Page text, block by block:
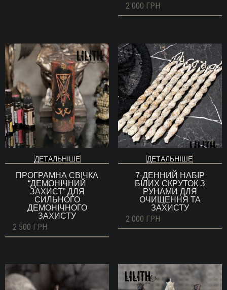
2 000 ГРН
ДЕТАЛЬНІШЕ
ПРОГРАМНА СВІЧКА
“ДЕМОНІЧНИЙ
ЗАХИСТ” ДЛЯ
СИЛЬНОГО
ДЕМОНІЧНОГО
ЗАХИСТУ
2 500 ГРН
ДЕТАЛЬНІШЕ
7-ДЕННИЙ НАБІР
БІЛИХ СКРУТОК З
РУНАМИ ДЛЯ
ОЧИЩЕННЯ ТА
ЗАХИСТУ
2 000 ГРН